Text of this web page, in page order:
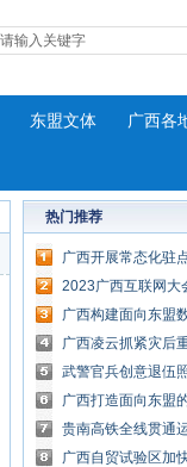
东盟文体 广西各
热门推荐
广西开展常态化驻
项目952个
2023广西互联网大
化转型路径
广西构建面向东盟
绸之路”
广西凌云抓紧灾后
武警官兵创意退伍
记忆
广西打造面向东盟
地
贵南高铁全线贯通
通高铁
广西自贸试验区加